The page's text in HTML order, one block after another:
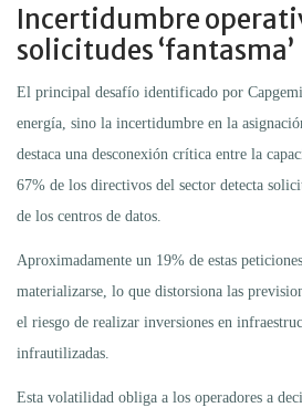
Incertidumbre
solicitudes ‘fantasma’
El principal desafío identificado por
energía, sino la incertidumbre en la
destaca una desconexión crítica entre la
67% de los directivos del sector detecta
de los centros de datos.
Aproximadamente un 19% de estas
materializarse, lo que distorsiona las
el riesgo de realizar inversiones en
infrautilizadas.
Esta volatilidad obliga a los operadores a